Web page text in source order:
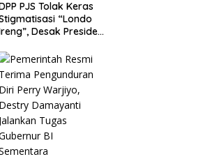
PJS Tolak Keras
“Londo
Desak Presiden
Pernyataan dan Minta
Maaf